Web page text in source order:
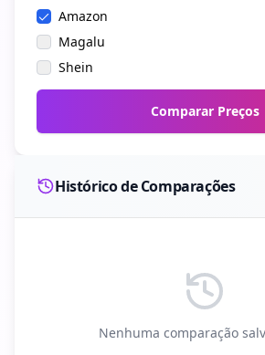
Amazon
Magalu
Shein
Comparar Preços
Histórico de Comparações
Nenhuma comparação